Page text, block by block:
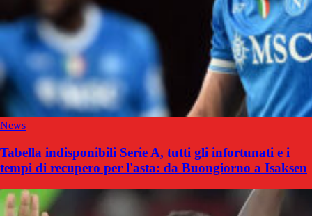
News
Tabella indisponibili Serie A, tutti gli infortunati e i
tempi di recupero per l'asta: da Buongiorno a Isaksen